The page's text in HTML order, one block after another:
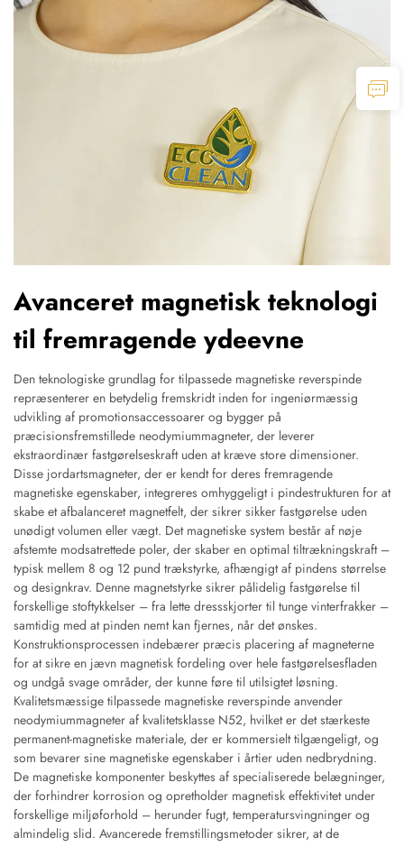
Avanceret magnetisk teknologi
til fremragende ydeevne
Den teknologiske grundlag for tilpassede magnetiske reverspinde
repræsenterer en betydelig fremskridt inden for ingeniørmæssig
udvikling af promotionsaccessoarer og bygger på
præcisionsfremstillede neodymiummagneter, der leverer
ekstraordinær fastgørelseskraft uden at kræve store dimensioner.
Disse jordartsmagneter, der er kendt for deres fremragende
magnetiske egenskaber, integreres omhyggeligt i pindestrukturen for at
skabe et afbalanceret magnetfelt, der sikrer sikker fastgørelse uden
unødigt volumen eller vægt. Det magnetiske system består af nøje
afstemte modsatrettede poler, der skaber en optimal tiltrækningskraft –
typisk mellem 8 og 12 pund trækstyrke, afhængigt af pindens størrelse
og designkrav. Denne magnetstyrke sikrer pålidelig fastgørelse til
forskellige stoftykkelser – fra lette dressskjorter til tunge vinterfrakker –
samtidig med at pinden nemt kan fjernes, når det ønskes.
Konstruktionsprocessen indebærer præcis placering af magneterne
for at sikre en jævn magnetisk fordeling over hele fastgørelsesfladen
og undgå svage områder, der kunne føre til utilsigtet løsning.
Kvalitetsmæssige tilpassede magnetiske reverspinde anvender
neodymiummagneter af kvalitetsklasse N52, hvilket er det stærkeste
permanent-magnetiske materiale, der er kommersielt tilgængeligt, og
som bevarer sine magnetiske egenskaber i årtier uden nedbrydning.
De magnetiske komponenter beskyttes af specialiserede belægninger,
der forhindrer korrosion og opretholder magnetisk effektivitet under
forskellige miljøforhold – herunder fugt, temperatursvingninger og
almindelig slid. Avancerede fremstillingsmetoder sikrer, at de